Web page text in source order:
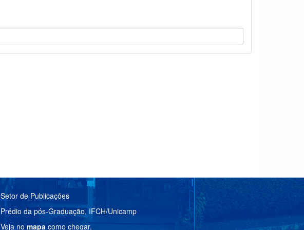
Setor de Publicações
Prédio da pós-Graduação, IFCH/Unicamp
Veja no mapacomo chegar.